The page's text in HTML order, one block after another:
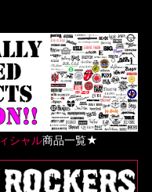
シャル商品一覧★